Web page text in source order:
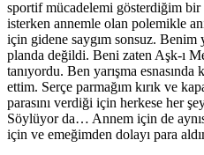
sportif mücadelemi gösterdiğim bir
isterken annemle olan polemikle
için gidene saygım sonsuz.
planda değildi. Beni zaten Aşk-ı
tanıyordu. Ben yarışma
ettim. Serçe parmağım kırık ve
parasını verdiği için herkese her
Söylüyor da… Annem için de
için ve emeğimden dolayı para